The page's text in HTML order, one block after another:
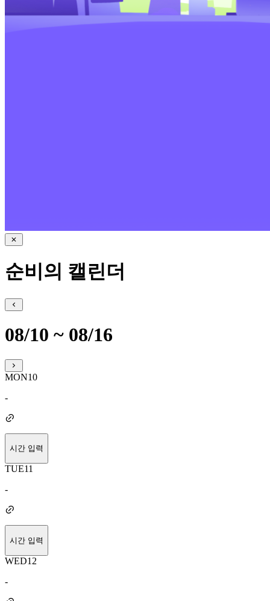
순비의 캘린더
08/10 ~ 08/16
MON10
-
시간 입력
TUE11
-
시간 입력
WED12
-